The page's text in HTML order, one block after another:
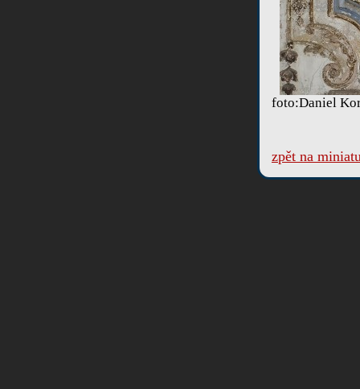
foto:Daniel
zpět na